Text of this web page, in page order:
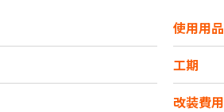
使用用品
工期
改装費用